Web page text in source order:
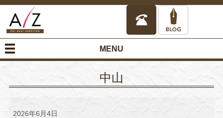
MENU
中山
山2026年6月4日